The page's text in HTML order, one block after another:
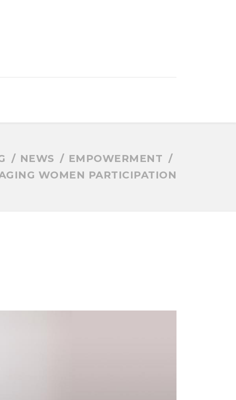
NEWS
EMPOWERMENT
WOMEN PARTICIPATION